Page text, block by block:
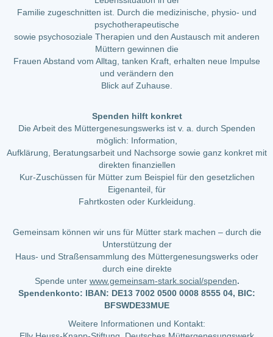
Familie zugeschnitten ist. Durch die medizinische, physio- und
psychotherapeutische
sowie psychosoziale Therapien und den Austausch mit anderen
Müttern gewinnen die
Frauen Abstand vom Alltag, tanken Kraft, erhalten neue Impulse
und verändern den
Blick auf Zuhause.
Spenden hilft konkret
Die Arbeit des Müttergenesungswerks ist v. a. durch Spenden
möglich: Information,
Aufklärung, Beratungsarbeit und Nachsorge sowie ganz konkret mit
direkten finanziellen
Kur-Zuschüssen für Mütter zum Beispiel für den gesetzlichen
Eigenanteil, für
Fahrtkosten oder Kurkleidung.
Gemeinsam können wir uns für Mütter stark machen – durch die
Unterstützung der
Haus- und Straßensammlung des Müttergenesungswerks oder
durch eine direkte
Spende unter www.gemeinsam-stark.social/spenden.
Spendenkonto: IBAN: DE13 7002 0500 0008 8555 04, BIC:
BFSWDE33MUE
Weitere Informationen und Kontakt: